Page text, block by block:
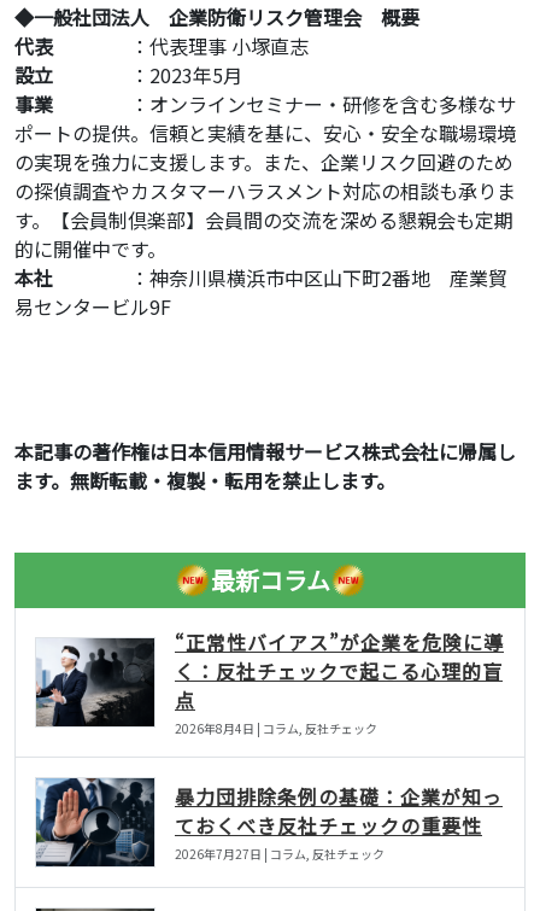
◆一般社団法人 企業防衛リスク管理会 概要
代表 ：代表理事 小塚直志
設立 ：2023年5月
事業 ：オンラインセミナー・研修を含む多様なサ
ポートの提供。信頼と実績を基に、安心・安全な職場環境
の実現を強力に支援します。また、企業リスク回避のため
の探偵調査やカスタマーハラスメント対応の相談も承りま
す。【会員制倶楽部】会員間の交流を深める懇親会も定期
的に開催中です。
本社 ：神奈川県横浜市中区山下町2番地 産業貿
易センタービル9F
本記事の著作権は日本信用情報サービス株式会社に帰属し
ます。無断転載・複製・転用を禁止します。
最新コラム
“正常性バイアス”が企業を危険に導
く：反社チェックで起こる心理的盲
点
2026年8月4日 | コラム, 反社チェック
暴力団排除条例の基礎：企業が知っ
ておくべき反社チェックの重要性
2026年7月27日 | コラム, 反社チェック